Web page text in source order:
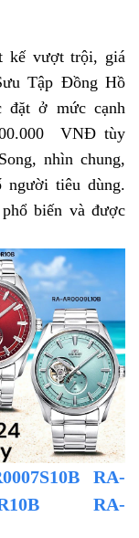
kế vượt trội, giá
Tập Đồng Hồ
đặt ở mức cạnh
VNĐ tùy
nhìn chung,
tiêu dùng.
biến và được
RA-
RA-